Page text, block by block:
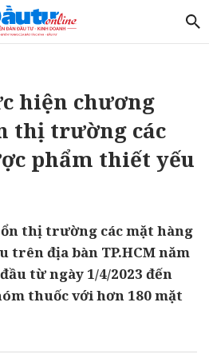
hiện chương
thị trường các
phẩm thiết yếu
thị trường các mặt hàng
trên địa bàn TP.HCM năm
từ ngày 1/4/2023 đến
thuốc với hơn 180 mặt